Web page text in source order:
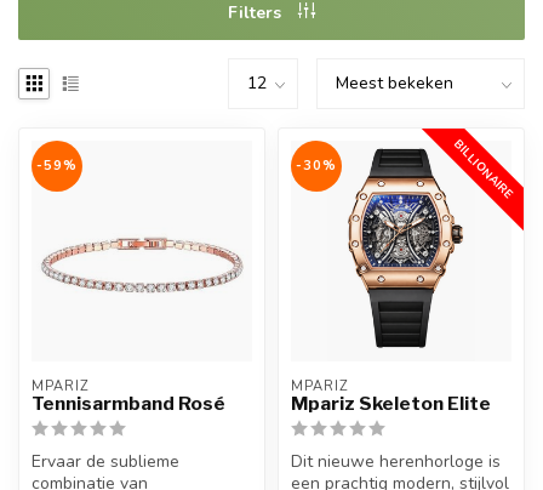
Filters
-59%
MPARIZ
Tennisarmband Rosé
Ervaar de sublieme
combinatie van
BILLIONAIRE
-30%
MPARIZ
Mpariz Skeleton Elite
Dit nieuwe herenhorloge is
een prachtig modern, stijlvol